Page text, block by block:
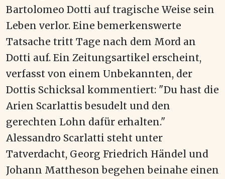
Bartolomeo Dotti auf tragische Weise sein
Leben verlor. Eine bemerkenswerte
Tatsache tritt Tage nach dem Mord an
Dotti auf. Ein Zeitungsartikel erscheint,
verfasst von einem Unbekannten, der
Dottis Schicksal kommentiert: "Du hast die
Arien Scarlattis besudelt und den
gerechten Lohn dafür erhalten."
Alessandro Scarlatti steht unter
Tatverdacht, Georg Friedrich Händel und
Johann Mattheson begehen beinahe einen